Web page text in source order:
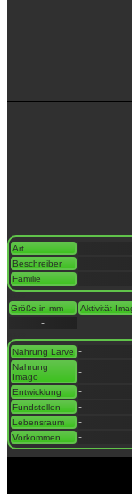
Art
Beschreiber
Familie
Größe in mm Aktivität
-
Nahrung Larve -
Nahrung
Imago
-
Entwicklung -
Fundstellen -
Lebensraum -
Vorkommen -